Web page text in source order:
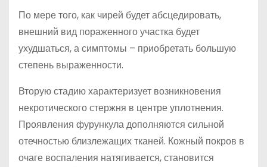
По мере того, как чирей будет абсцедировать,
внешний вид пораженного участка будет
ухудшаться, а симптомы – приобретать большую
степень выраженности.
Вторую стадию характеризует возникновения
некротического стержня в центре уплотнения.
Проявления фурункула дополняются сильной
отечностью близлежащих тканей. Кожный покров в
очаге воспаления натягивается, становится